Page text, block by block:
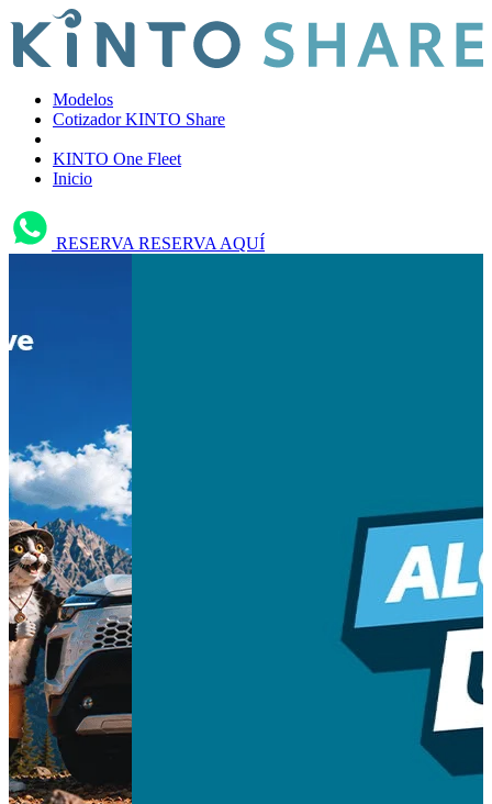
Modelos
Cotizador KINTO Share
KINTO One Fleet
Inicio
RESERVA RESERVA AQUÍ